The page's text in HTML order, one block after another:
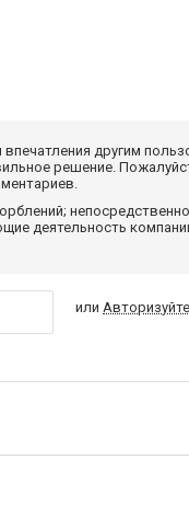
другим
решение.
деятельность
или